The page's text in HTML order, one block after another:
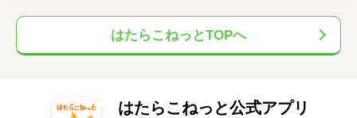
はたらこねっとTOPへ
はたらこねっと公式アプリ